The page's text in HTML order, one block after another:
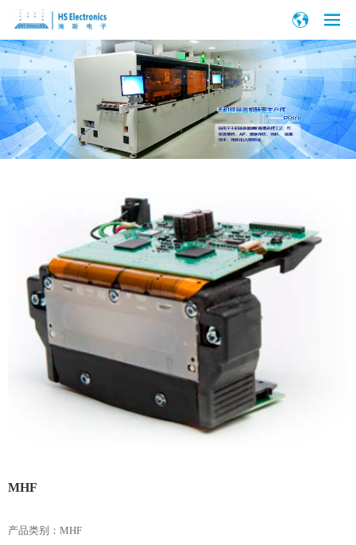
MHF
产品类别：MHF